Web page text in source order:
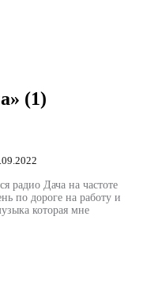
(1)
радио Дача на частоте
по дороге на работу и
которая мне